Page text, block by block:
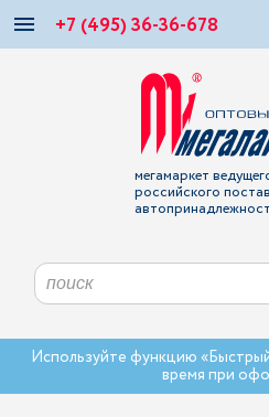
+7 (495) 36-36-678
мегамаркет
российского
Используйте функцию
время при